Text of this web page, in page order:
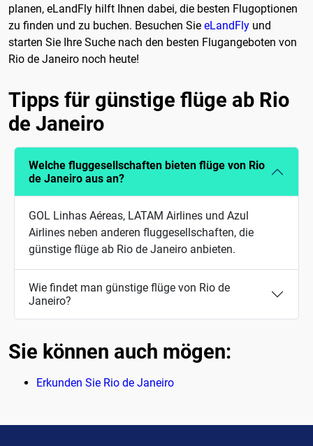
planen, eLandFly hilft Ihnen dabei, die besten Flugoptionen
zu finden und zu buchen. Besuchen Sie eLandFly und
starten Sie Ihre Suche nach den besten Flugangeboten von
Rio de Janeiro noch heute!
Tipps für günstige flüge ab Rio
de Janeiro
Welche fluggesellschaften bieten flüge von Rio
de Janeiro aus an?
GOL Linhas Aéreas, LATAM Airlines und Azul
Airlines neben anderen fluggesellschaften, die
günstige flüge ab Rio de Janeiro anbieten.
Wie findet man günstige flüge von Rio de
Janeiro?
Sie können auch mögen:
Erkunden Sie Rio de Janeiro